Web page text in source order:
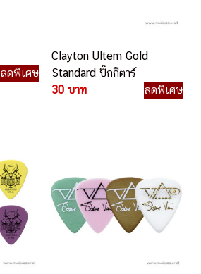
ลดพิเศษ
Clayton Ultem Gold
Standard ปิ๊กกีตาร์
30 บาท
ลดพิเศษ